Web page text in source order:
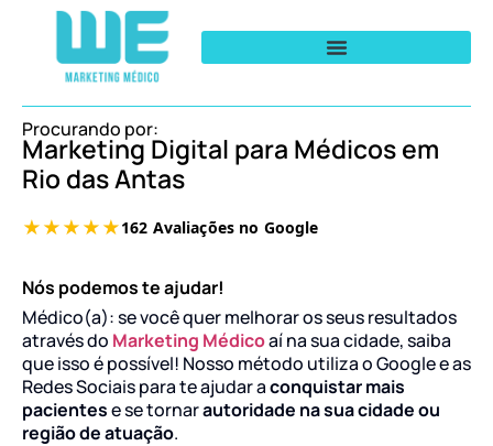
Procurando por:
Marketing Digital para Médicos em
Rio das Antas
Nós podemos te ajudar!
Médico(a): se você quer melhorar os seus resultados
através do Marketing Médicoaí na sua cidade, saiba
que isso é possível! Nosso método utiliza o Google e as
Redes Sociais para te ajudar aconquistar mais
pacientese se tornarautoridade na sua cidade ou
região de atuação.